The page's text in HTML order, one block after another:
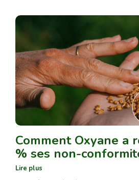
Comment Oxyane a
% ses non-
Lire plus